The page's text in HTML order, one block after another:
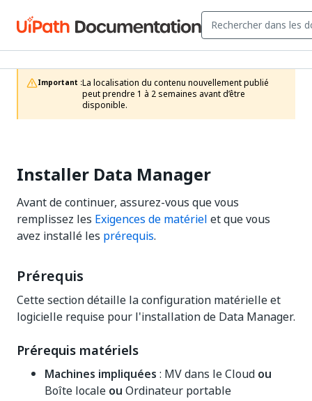
Important :La localisation du contenu nouvellement publié
peut prendre 1 à 2 semaines avant d’être
disponible.
Installer Data Manager
Avant de continuer, assurez-vous que vous
remplissez les Exigences de matériel et que vous
avez installé les prérequis.
Prérequis
Cette section détaille la configuration matérielle et
logicielle requise pour l'installation de Data Manager.
Prérequis matériels
Machines impliquées : MV dans le Cloud ou
Boîte locale ou Ordinateur portable